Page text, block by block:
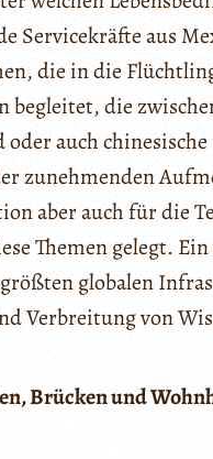
Servicekräfte aus
die in die
begleitet, die
auch chinesische
zunehmenden
aber auch für die
Themen gelegt.
globalen
Verbreitung von
Brücken und